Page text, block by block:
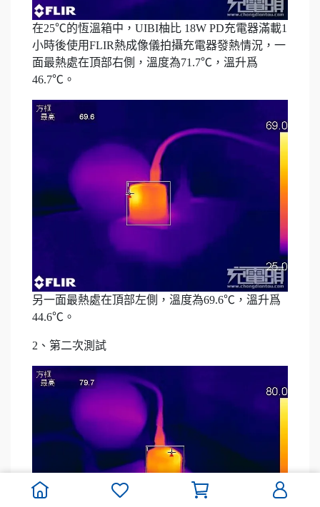
在25℃的恆溫箱中，UIBI柚比 18W PD充電器滿載1
小時後使用FLIR熱成像儀拍攝充電器發熱情況，一
面最熱處在頂部右側，溫度為71.7℃，溫升爲
46.7℃。
另一面最熱處在頂部左側，溫度為69.6℃，溫升爲
44.6℃。
2、第二次測試